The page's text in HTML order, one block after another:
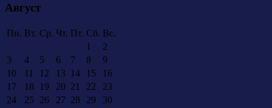
Август
Пн. Вт. Ср. Чт. Пт. Сб. Вс.
1
2
3
4 5 6 7 8
9
10
11 12 13 14 15
16
17
18 19 20 21 22
23
24
25 26 27 28 29
30